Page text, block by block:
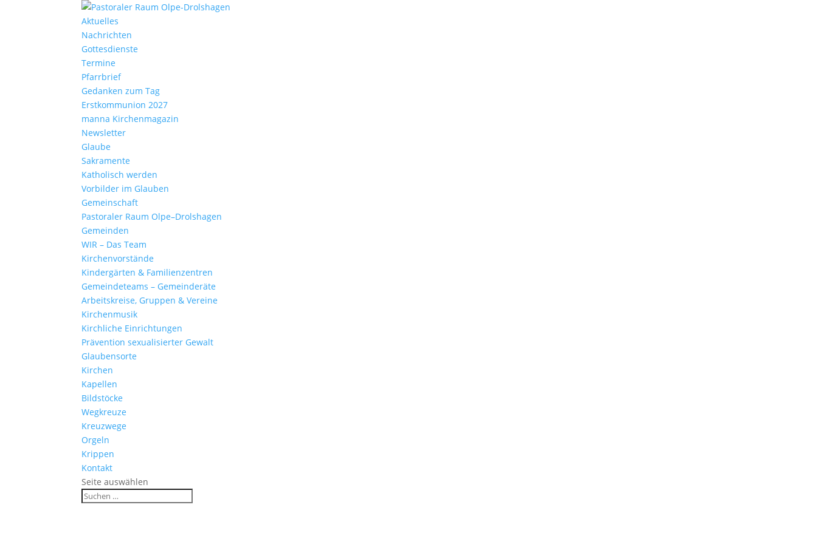
Aktu­elles
Nach­richten
Gottes­dienste
Termine
Pfarr­brief
Gedanken zum Tag
Erst­kom­mu­nion 2027
manna Kirchen­ma­gazin
News­letter
Glaube
Sakra­mente
Katho­lisch werden
Vorbilder im Glauben
Gemein­schaft
Pasto­raler Raum Olpe–Drolshagen
Gemeinden
WIR – Das Team
Kirchen­vor­stände
Kinder­gärten & Familienzentren
Gemein­de­teams – Gemeinderäte
Arbeits­kreise, Gruppen & Vereine
Kirchen­musik
Kirch­liche Einrichtungen
Präven­tion sexua­li­sierter Gewalt
Glau­ben­s­orte
Kirchen
Kapellen
Bild­stöcke
Wegkreuze
Kreuz­wege
Orgeln
Krippen
Kontakt
Seite auswählen